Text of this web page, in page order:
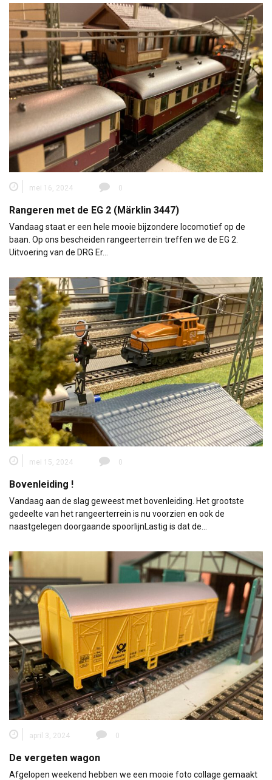
mei 16, 2024 0
Rangeren met de EG 2 (Märklin 3447)
Vandaag staat er een hele mooie bijzondere locomotief op de
baan. Op ons bescheiden rangeerterrein treffen we de EG 2.
Uitvoering van de DRG Er…
mei 15, 2024 0
Bovenleiding !
Vandaag aan de slag geweest met bovenleiding. Het grootste
gedeelte van het rangeerterrein is nu voorzien en ook de
naastgelegen doorgaande spoorlijnLastig is dat de…
april 3, 2024 0
De vergeten wagon
Afgelopen weekend hebben we een mooie foto collage gemaakt